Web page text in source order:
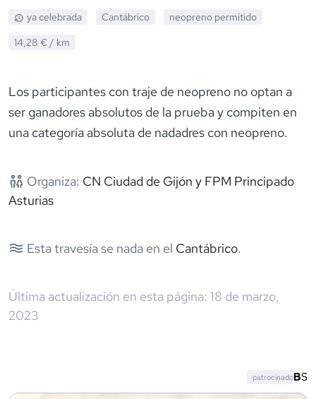
ya celebrada Cantábrico neopreno permitido
14,28 € / km
Los participantes con traje de neopreno no optan a
ser ganadores absolutos de la prueba y compiten en
una categoría absoluta de nadadres con neopreno.
Organiza: CN Ciudad de Gijón y FPM Principado
Asturias
Esta travesía se nada en el Cantábrico.
Última actualización en esta página: 18 de marzo,
2023
patrocinado